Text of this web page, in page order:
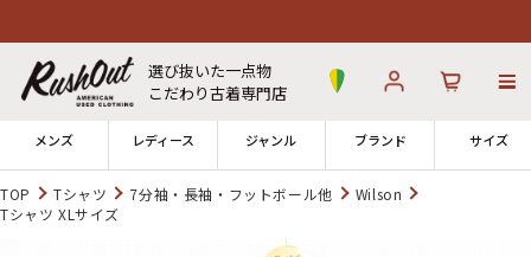
選び抜いた一点物
こだわり古着専門店
メンズ レディース ジャンル ブランド サイズ
ログイン
TOP Tシャツ 7分袖・長袖・フットボール他
Wilson
Tシャツ XLサイズ